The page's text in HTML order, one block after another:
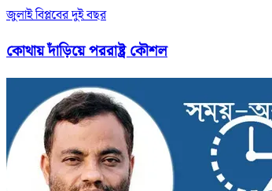
জুলাই বিপ্লবের দুই বছর
কোথায় দাঁড়িয়ে পররাষ্ট্র কৌশল